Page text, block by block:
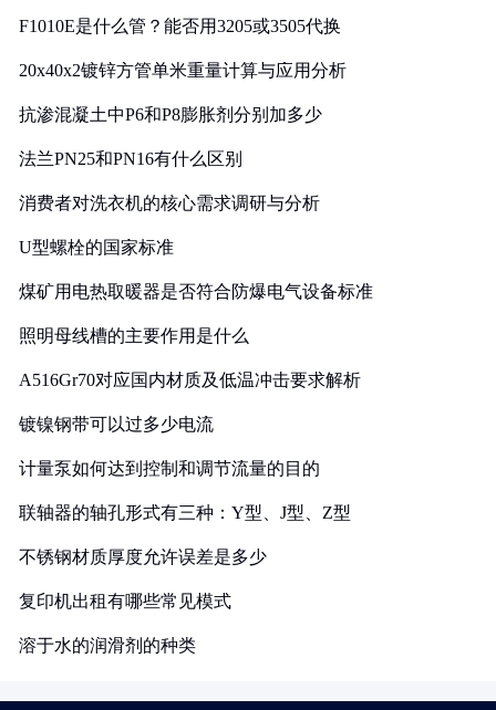
F1010E是什么管？能否用3205或3505代换
20x40x2镀锌方管单米重量计算与应用分析
抗渗混凝土中P6和P8膨胀剂分别加多少
法兰PN25和PN16有什么区别
消费者对洗衣机的核心需求调研与分析
U型螺栓的国家标准
煤矿用电热取暖器是否符合防爆电气设备标准
照明母线槽的主要作用是什么
A516Gr70对应国内材质及低温冲击要求解析
镀镍钢带可以过多少电流
计量泵如何达到控制和调节流量的目的
联轴器的轴孔形式有三种：Y型、J型、Z型
不锈钢材质厚度允许误差是多少
复印机出租有哪些常见模式
溶于水的润滑剂的种类